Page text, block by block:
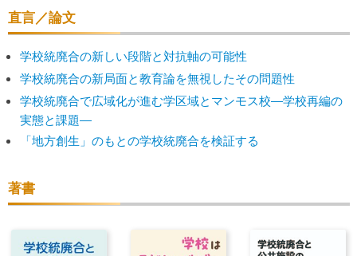
直言／論文
学校統廃合の新しい段階と対抗軸の可能性
学校統廃合の新局面と教育論を無視したその問題性
学校統廃合で広域化が進む学区域とマンモス校―学校再編の
実態と課題―
「地方創生」のもとの学校統廃合を検証する
著書